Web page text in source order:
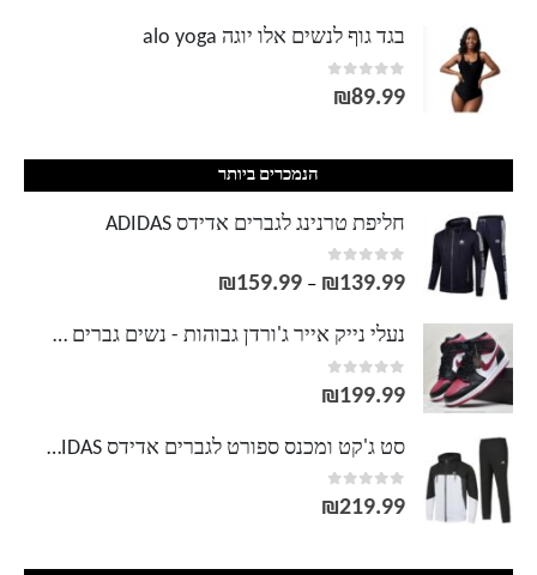
בגד גוף לנשים אלו יוגה alo yoga
0
out of 5
₪89.99
הנמכרים ביותר
חליפת טרנינג לגברים אדידס ADIDAS
0
out of 5
₪139.99
–
₪159.99
נעלי נייק אייר ג'ורדן גבוהות - נשים גברים NIKE AIR JORDAN
0
out of 5
₪199.99
סט ג'קט ומכנס ספורט לגברים אדידס ADIDAS
0
out of 5
₪219.99